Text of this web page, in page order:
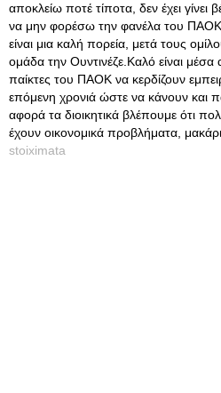
αποκλείω ποτέ τίποτα, δεν έχει γίνει
να μην φορέσω την φανέλα του
είναι μια καλή πορεία, μετά τους
ομάδα την Ουντινέζε.Καλό είναι μέσα
παίκτες του ΠΑΟΚ να κερδίζουν
επόμενη χρονιά ώστε να κάνουν και
αφορά τα διοικητικά βλέπουμε ότι
έχουν οικονομικά προβλήματα,
stoiximata